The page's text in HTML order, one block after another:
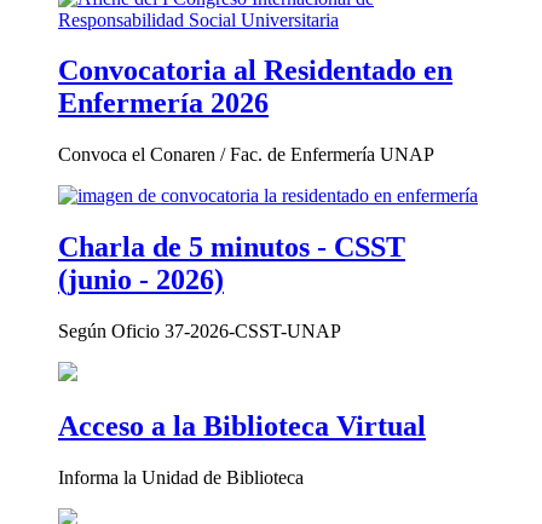
Convocatoria al Residentado en
Enfermería 2026
Convoca el Conaren / Fac. de Enfermería UNAP
Charla de 5 minutos - CSST
(junio - 2026)
Según Oficio 37-2026-CSST-UNAP
Acceso a la Biblioteca Virtual
Informa la Unidad de Biblioteca